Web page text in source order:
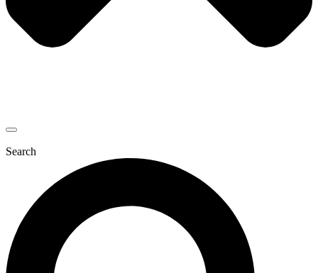
Search